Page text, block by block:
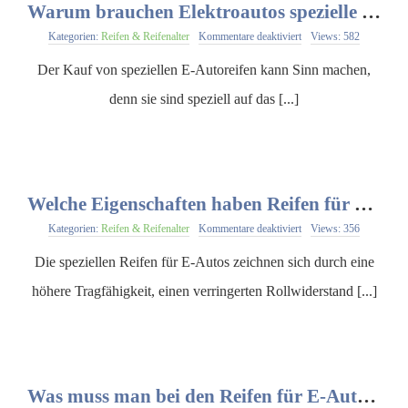
Warum brauchen Elektroautos spezielle Reifen?
Kategorien: Reifen & Reifenalter Kommentare deaktiviertfür
brauchen
Elektroautos
Views: 582
Der Kauf von speziellen E-Autoreifen kann Sinn machen,
denn sie sind speziell auf das [...]
Welche Eigenschaften haben Reifen für Elektroautos?
Kategorien: Reifen & Reifenalter Kommentare deaktiviertfür
Eigenschaften
haben
für
Views: 356
Die speziellen Reifen für E-Autos zeichnen sich durch eine
höhere Tragfähigkeit, einen verringerten Rollwiderstand [...]
Was muss man bei den Reifen für E-Autos beachten?